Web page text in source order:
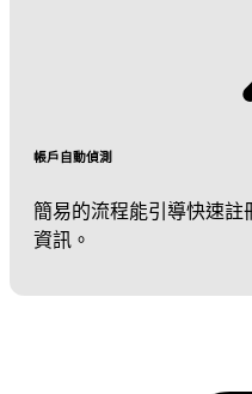
帳戶自動偵測
簡易的流程能引導快速註
資訊。